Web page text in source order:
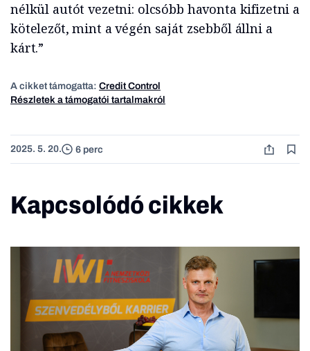
nélkül autót vezetni: olcsóbb havonta kifizetni a
kötelezőt, mint a végén saját zsebből állni a
kárt.”
A cikket támogatta: Credit Control
Részletek a támogatói tartalmakról
2025. 5. 20. 6 perc
Kapcsolódó cikkek